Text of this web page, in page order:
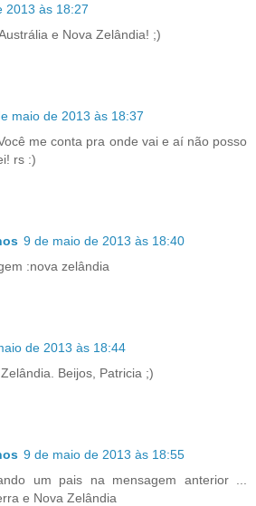
2013 às 18:27
e Nova Zelândia! ;)
maio de 2013 às 18:37
me conta pra onde vai e aí não posso
rs :)
9 de maio de 2013 às 18:40
:nova zelândia
de 2013 às 18:44
Beijos, Patricia ;)
9 de maio de 2013 às 18:55
um pais na mensagem anterior ...
e Nova Zelândia